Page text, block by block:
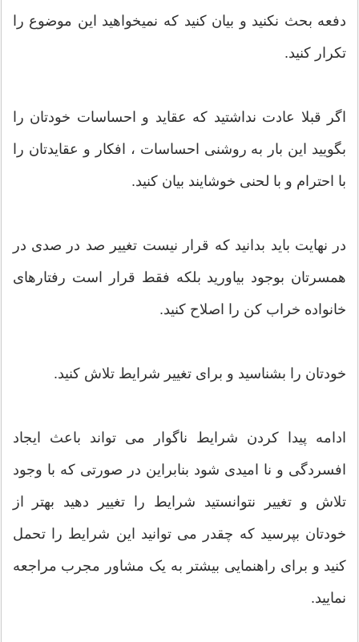
دفعه بحث نکنید و بیان کنید که نمیخواهید این موضوع را
تکرار کنید.
اگر قبلا عادت نداشتید که عقاید و احساسات خودتان را
بگویید این بار به روشنی احساسات ، افکار و عقایدتان را
با احترام و با لحنی خوشایند بیان کنید.
در نهایت باید بدانید که قرار نیست تغییر صد در صدی در
همسرتان بوجود بیاورید بلکه فقط قرار است رفتارهای
خانواده خراب کن را اصلاح کنید.
خودتان را بشناسید و برای تغییر شرایط تلاش کنید.
ادامه پیدا کردن شرایط ناگوار می تواند باعث ایجاد
افسردگی و نا امیدی شود بنابراین در صورتی که با وجود
تلاش و تغییر نتوانستید شرایط را تغییر دهید بهتر از
خودتان بپرسید که چقدر می توانید این شرایط را تحمل
کنید و برای راهنمایی بیشتر به یک مشاور مجرب مراجعه
نمایید.